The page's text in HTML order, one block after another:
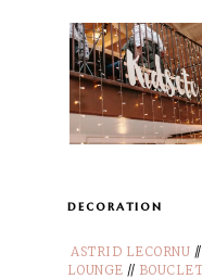
decoration
ASTRID LECORNU //
LOUNGE //